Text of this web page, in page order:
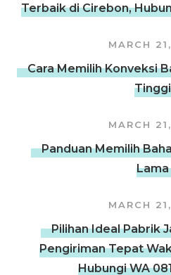
Terbaik di Cirebon,
MARCH
Cara Memilih Konveksi
Tinggi
MARCH
Panduan Memilih
Lama
MARCH
Pilihan Ideal Pabrik
Pengiriman Tepat
Hubungi WA